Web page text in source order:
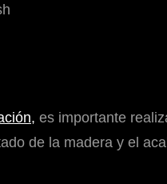
es importante
de la madera y el